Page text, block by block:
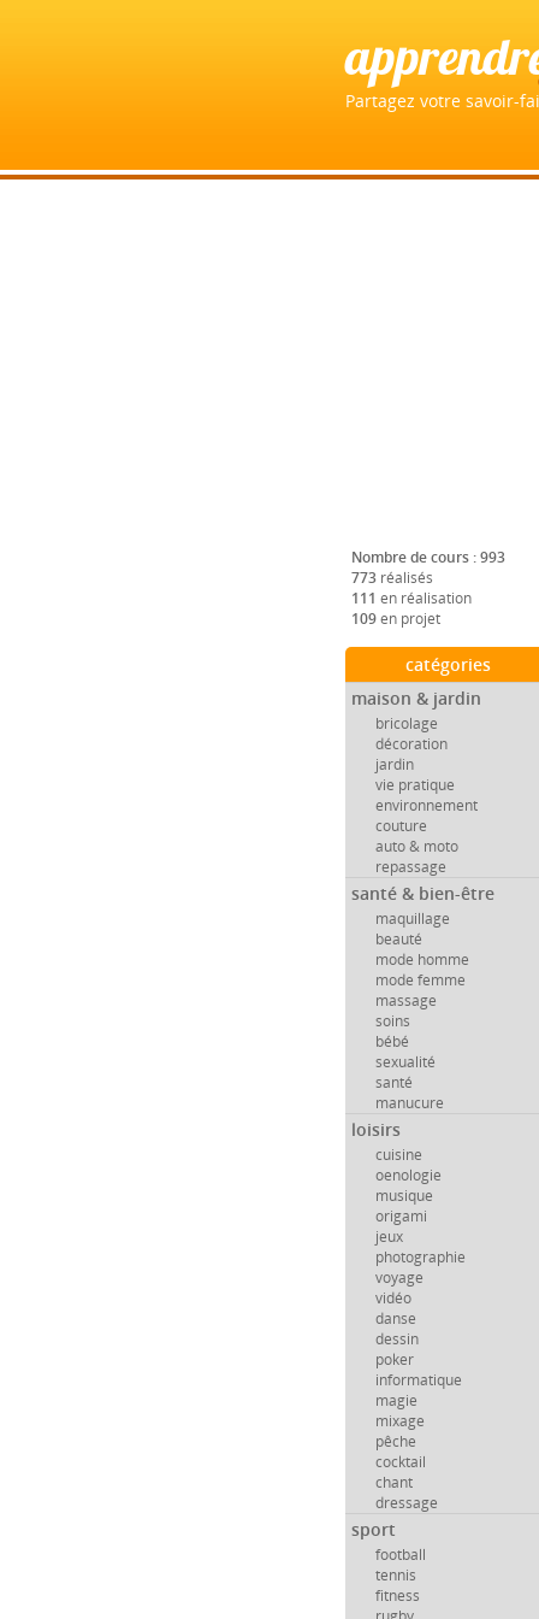
Partagez votre savoir-
Nombre de cours : 993
773 réalisés
111 en réalisation
109en projet
catégories
maison & jardin
bricolage
décoration
jardin
vie pratique
environnement
couture
auto & moto
repassage
santé & bien-être
maquillage
beauté
mode homme
mode femme
massage
soins
bébé
sexualité
santé
manucure
loisirs
cuisine
oenologie
musique
origami
jeux
photographie
voyage
vidéo
danse
dessin
poker
informatique
magie
mixage
pêche
cocktail
chant
dressage
sport
football
tennis
fitness